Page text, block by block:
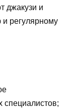
джакузи и
регулярному
специалистов;